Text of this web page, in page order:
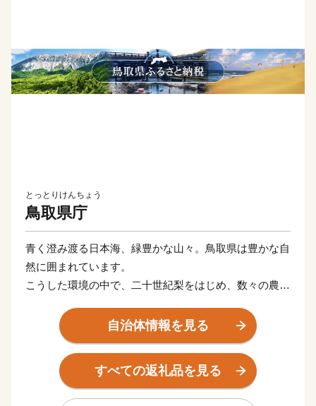
とっとりけんちょう
鳥取県庁
青く澄み渡る日本海、緑豊かな山々。鳥取県は豊かな自
然に囲まれています。
こうした環境の中で、二十世紀梨をはじめ、数々の農産
自然との共生が、氷温技術など独自の新技術を生み、付
加価値の高い産業を支えています。
そして文化の香り高い風土の中で、新しい時代を担う人
材が育っています。
自治体情報を見る
すべての返礼品を見る